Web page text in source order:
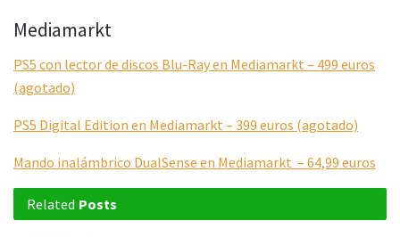
Mediamarkt
PS5 con lector de discos Blu-Ray en Mediamarkt – 499 euros
(agotado)
PS5 Digital Edition en Mediamarkt – 399 euros (agotado)
Mando inalámbrico DualSense en Mediamarkt – 64,99 euros
Related Posts